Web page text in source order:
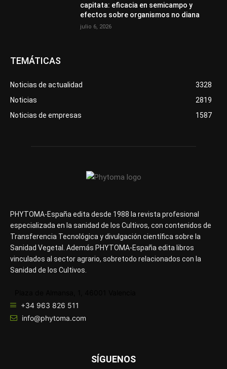
capitata: eficacia en semicampo y
efectos sobre organismos no diana
julio 6, 2026
TEMÁTICAS
Noticias de actualidad
3328
Noticias
2819
Noticias de empresas
1587
PHYTOMA-España edita desde 1988 la revista profesional
especializada en la sanidad de los Cultivos, con contenidos de
Transferencia Tecnológica y divulgación científica sobre la
Sanidad Vegetal. Además PHYTOMA-España edita libros
vinculados al sector agrario, sobretodo relacionados con la
Sanidad de los Cultivos.
+34 963 826 511
info@phytoma.com
SÍGUENOS